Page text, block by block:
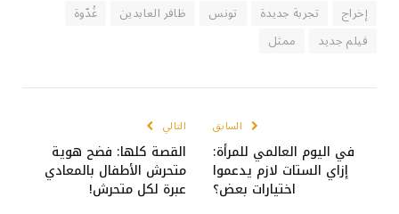
إخراج تجربة جديدة تونس ظافر العابدين
غُدّوة
فيلم جديد
ممثل
السابق
في اليوم العالمي للمرأة:
إزاي الستات لازم يدعموا
اختيارات بعض؟
التالي
القصة كلها: فضح هوية
متحرش الأطفال بالمعادي
عبرة لكل متحرش!